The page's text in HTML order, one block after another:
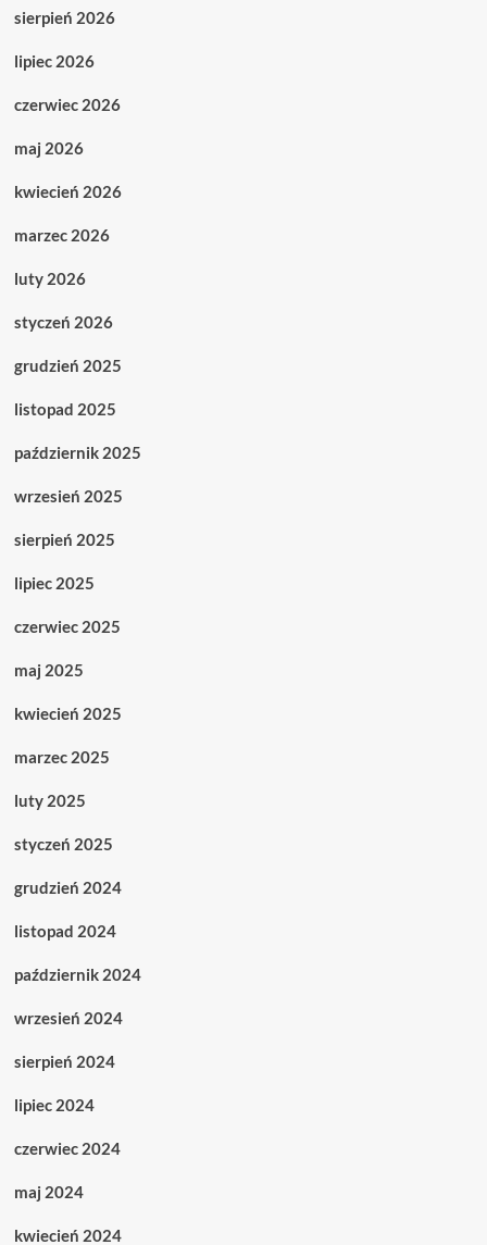
sierpień 2026
lipiec 2026
czerwiec 2026
maj 2026
kwiecień 2026
marzec 2026
luty 2026
styczeń 2026
grudzień 2025
listopad 2025
październik 2025
wrzesień 2025
sierpień 2025
lipiec 2025
czerwiec 2025
maj 2025
kwiecień 2025
marzec 2025
luty 2025
styczeń 2025
grudzień 2024
listopad 2024
październik 2024
wrzesień 2024
sierpień 2024
lipiec 2024
czerwiec 2024
maj 2024
kwiecień 2024